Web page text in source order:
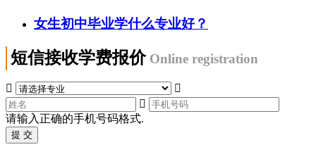
女生初中毕业学什么专业好？
短信接收学费报价 Online registration



请输入正确的手机号码格式.